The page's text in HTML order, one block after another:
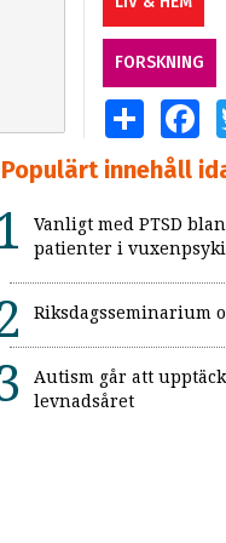
FORSKNING
SHARE
Populärt innehåll
Vanligt med PTSD
patienter i
Riksdagsseminarium
Autism går att
levnadsåret